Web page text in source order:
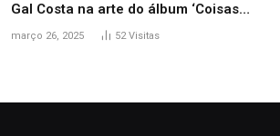
Gal Costa na arte do álbum ‘Coisas
naturais’
março 26, 2025 52Visitas